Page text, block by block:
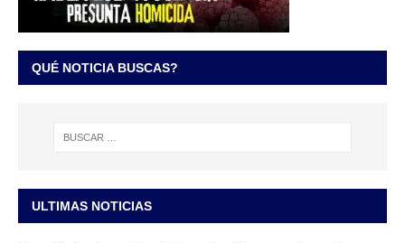
QUÉ NOTICIA BUSCAS?
ULTIMAS NOTICIAS